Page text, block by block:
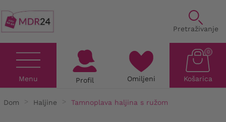
Pretraživanje
Menu Profil Omiljeni Košarica
0
Dom Haljine Tamnoplava haljina s ružom